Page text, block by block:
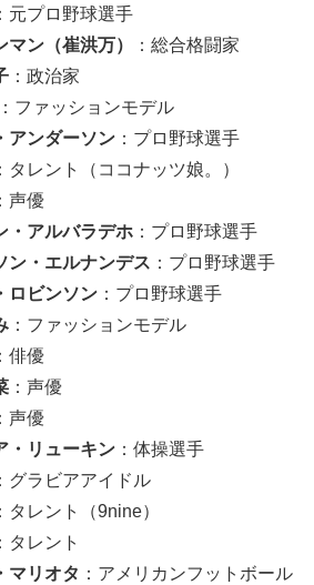
：元プロ野球選手
マン（崔洪万）
：総合格闘家
：政治家
：ファッションモデル
アンダーソン ：プロ野球選手
：タレント（ココナッツ娘。）
：声優
・アルバラデホ ：プロ野球選手
ン・エルナンデス ：プロ野球選手
ロビンソン ：プロ野球選手
：ファッションモデル
俳優
：声優
：声優
・リューキン ：体操選手
：グラビアアイドル
：タレント（9nine）
：タレント
マリオタ ：アメリカンフットボール